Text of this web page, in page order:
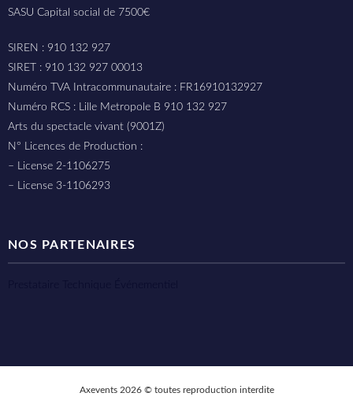
SASU Capital social de 7500€
SIREN : 910 132 927
SIRET : 910 132 927 00013
Numéro TVA Intracommunautaire : FR16910132927
Numéro RCS : Lille Metropole B 910 132 927
Arts du spectacle vivant (9001Z)
N° Licences de Production :
– License 2-1106275
– License 3-1106293
NOS PARTENAIRES
Axevents 2026 © toutes reproduction interdite